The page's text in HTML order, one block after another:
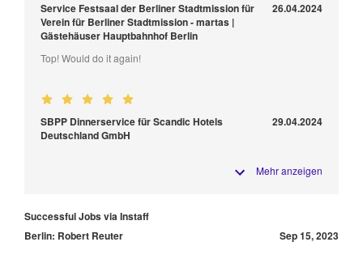
Service Festsaal der Berliner Stadtmission für
Verein für Berliner Stadtmission - martas |
Gästehäuser Hauptbahnhof Berlin
26.04.2024
Top! Would do it again!
SBPP Dinnerservice für Scandic Hotels
Deutschland GmbH
29.04.2024
Mehr anzeigen
Successful Jobs via Instaff
Berlin: Robert Reuter
Sep 15, 2023